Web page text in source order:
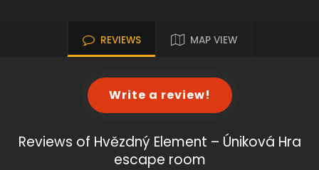
REVIEWS MAP VIEW
Write a review!
Reviews of Hvězdný Element – Úniková Hra
escape room